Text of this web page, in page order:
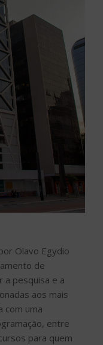
Olavo Egydio
de
a pesquisa e a
aos mais
com uma
entre
para quem